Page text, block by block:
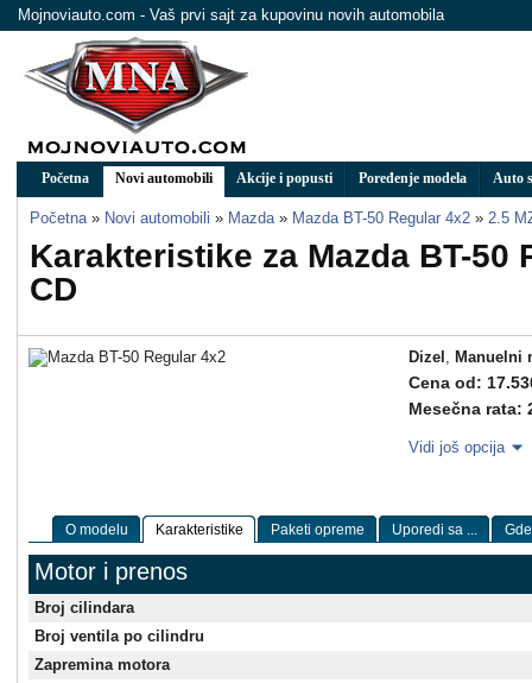
Mojnoviauto.com - Vaš prvi sajt za kupovinu novih automobila
Početna Novi automobili Akcije i popusti Poređenje modela Auto
Početna » Novi automobili » Mazda » Mazda BT-50 Regular 4x2 » 2.5
Karakteristike za Mazda BT-50
CD
Dizel , Manuelni
Cena od:
Mesečna rata:
Vidi još opcija
O modelu Karakteristike Paketi opreme Uporedi sa ...
Motor i prenos
Broj cilindara
Broj ventila po cilindru
Zapremina motora